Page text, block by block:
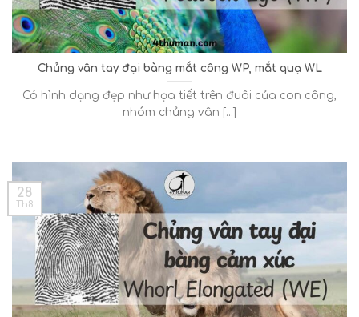
Chủng vân tay đại bàng mắt công WP, mắt quạ WL
Có hình dạng đẹp như họa tiết trên đuôi của con công,
nhóm chủng vân [...]
28
Th8